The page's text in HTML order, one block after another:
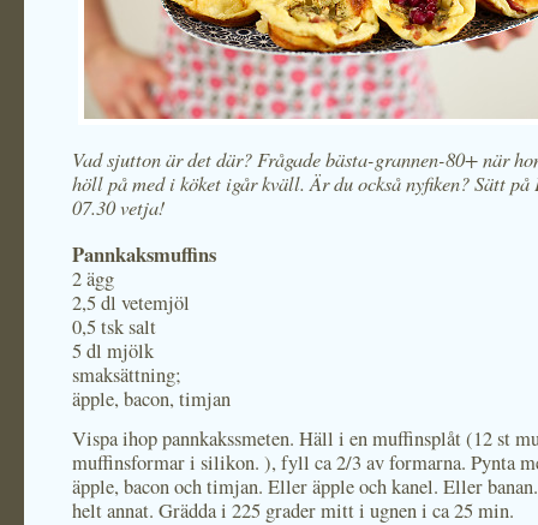
Vad sjutton är det där? Frågade bästa-grannen-80+ när
höll på med i köket igår kväll. Är du också nyfiken? Sätt på
07.30 vetja!
Pannkaksmuffins
2 ägg
2,5 dl vetemjöl
0,5 tsk salt
5 dl mjölk
smaksättning;
äpple, bacon, timjan
Vispa ihop pannkakssmeten. Häll i en muffinsplåt (12 st
muffinsformar i silikon. ), fyll ca 2/3 av formarna. Pynta
äpple, bacon och timjan. Eller äpple och kanel. Eller
helt annat. Grädda i 225 grader mitt i ugnen i ca 25 min.